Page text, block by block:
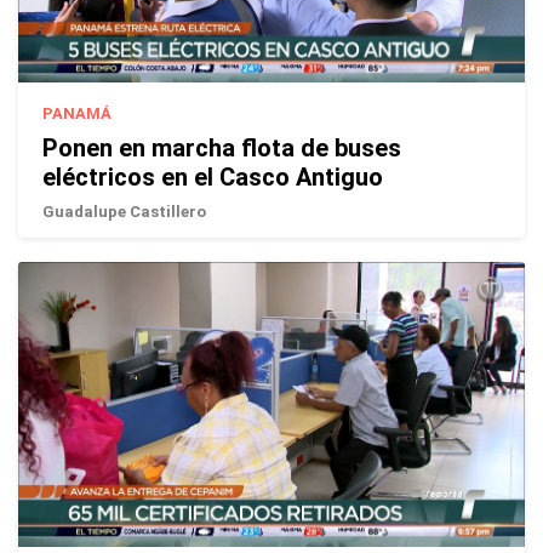
PANAMÁ
Ponen en marcha flota de buses
eléctricos en el Casco Antiguo
Guadalupe Castillero